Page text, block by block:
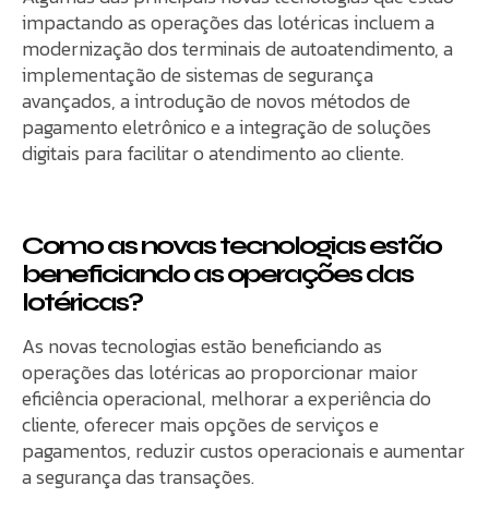
impactando as operações das lotéricas incluem a
modernização dos terminais de autoatendimento, a
implementação de sistemas de segurança
avançados, a introdução de novos métodos de
pagamento eletrônico e a integração de soluções
digitais para facilitar o atendimento ao cliente.
Como as novas tecnologias estão
beneficiando as operações das
lotéricas?
As novas tecnologias estão beneficiando as
operações das lotéricas ao proporcionar maior
eficiência operacional, melhorar a experiência do
cliente, oferecer mais opções de serviços e
pagamentos, reduzir custos operacionais e aumentar
a segurança das transações.